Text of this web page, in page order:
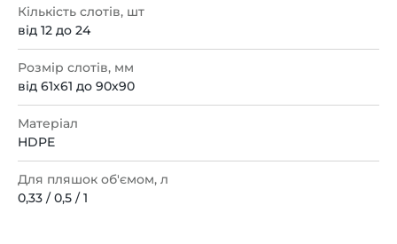
Кількість слотів, шт
від 12 до 24
Розмір слотів, мм
від 61х61 до 90х90
Матеріал
HDPE
Для пляшок об'ємом, л
0,33 / 0,5 / 1